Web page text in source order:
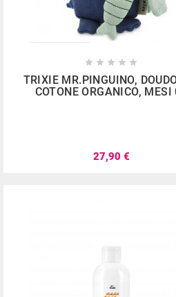
Catalogo Natale 2023
 
    
TRIXIE MR.PINGUINO,
COTONE ORGANICO, MESI
27,90 €